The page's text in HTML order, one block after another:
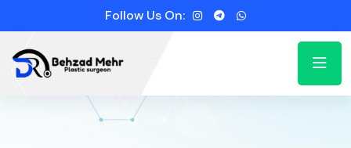
Follow Us On: